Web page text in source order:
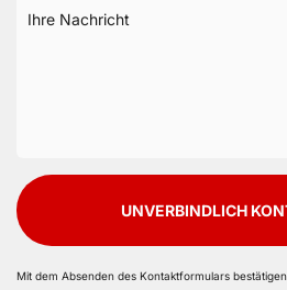
UNVERBINDLICH
Mit dem Absenden des Kontaktformulars